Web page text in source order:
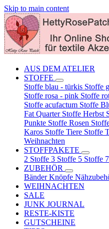
Skip to main content
AUS DEM ATELIER
STOFFE
Stoffe blau - türkis Stoffe
Stoffe rosa - pink Stoffe
Stoffe acufactum Stoffe
Fat Quarter Stoffe Herbst
Punkte Stoffe Rosen
Karos Stoffe Tiere Stoffe
Weihnachten
STOFFPAKETE
2 Stoffe 3 Stoffe 5 Stoffe
ZUBEHÖR
BänderKnöpfe
WEIHNACHTEN
SALE
JUNK JOURNAL
RESTE-KISTE
GUTSCHEINE